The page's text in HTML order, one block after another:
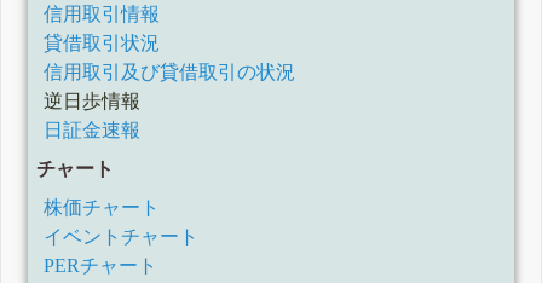
信用取引情報
貸借取引状況
信用取引及び貸借取引の状況
逆日歩情報
日証金速報
チャート
株価チャート
イベントチャート
PERチャート